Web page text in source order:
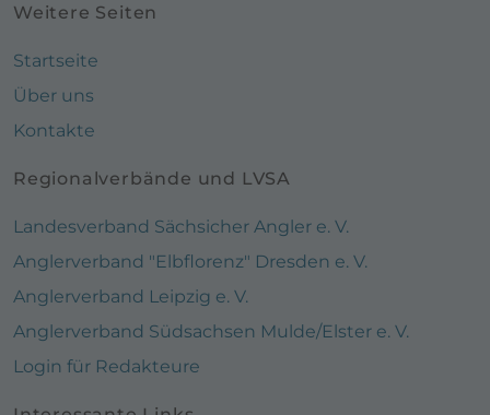
Weitere Seiten
Startseite
Über uns
Kontakte
Regionalverbände und LVSA
Landesverband Sächsicher Angler e. V.
Anglerverband "Elbflorenz" Dresden e. V.
Anglerverband Leipzig e. V.
Anglerverband Südsachsen Mulde/Elster e. V.
Login für Redakteure